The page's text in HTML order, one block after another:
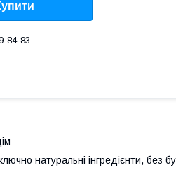
84-83
натуральні інгредієнти, без